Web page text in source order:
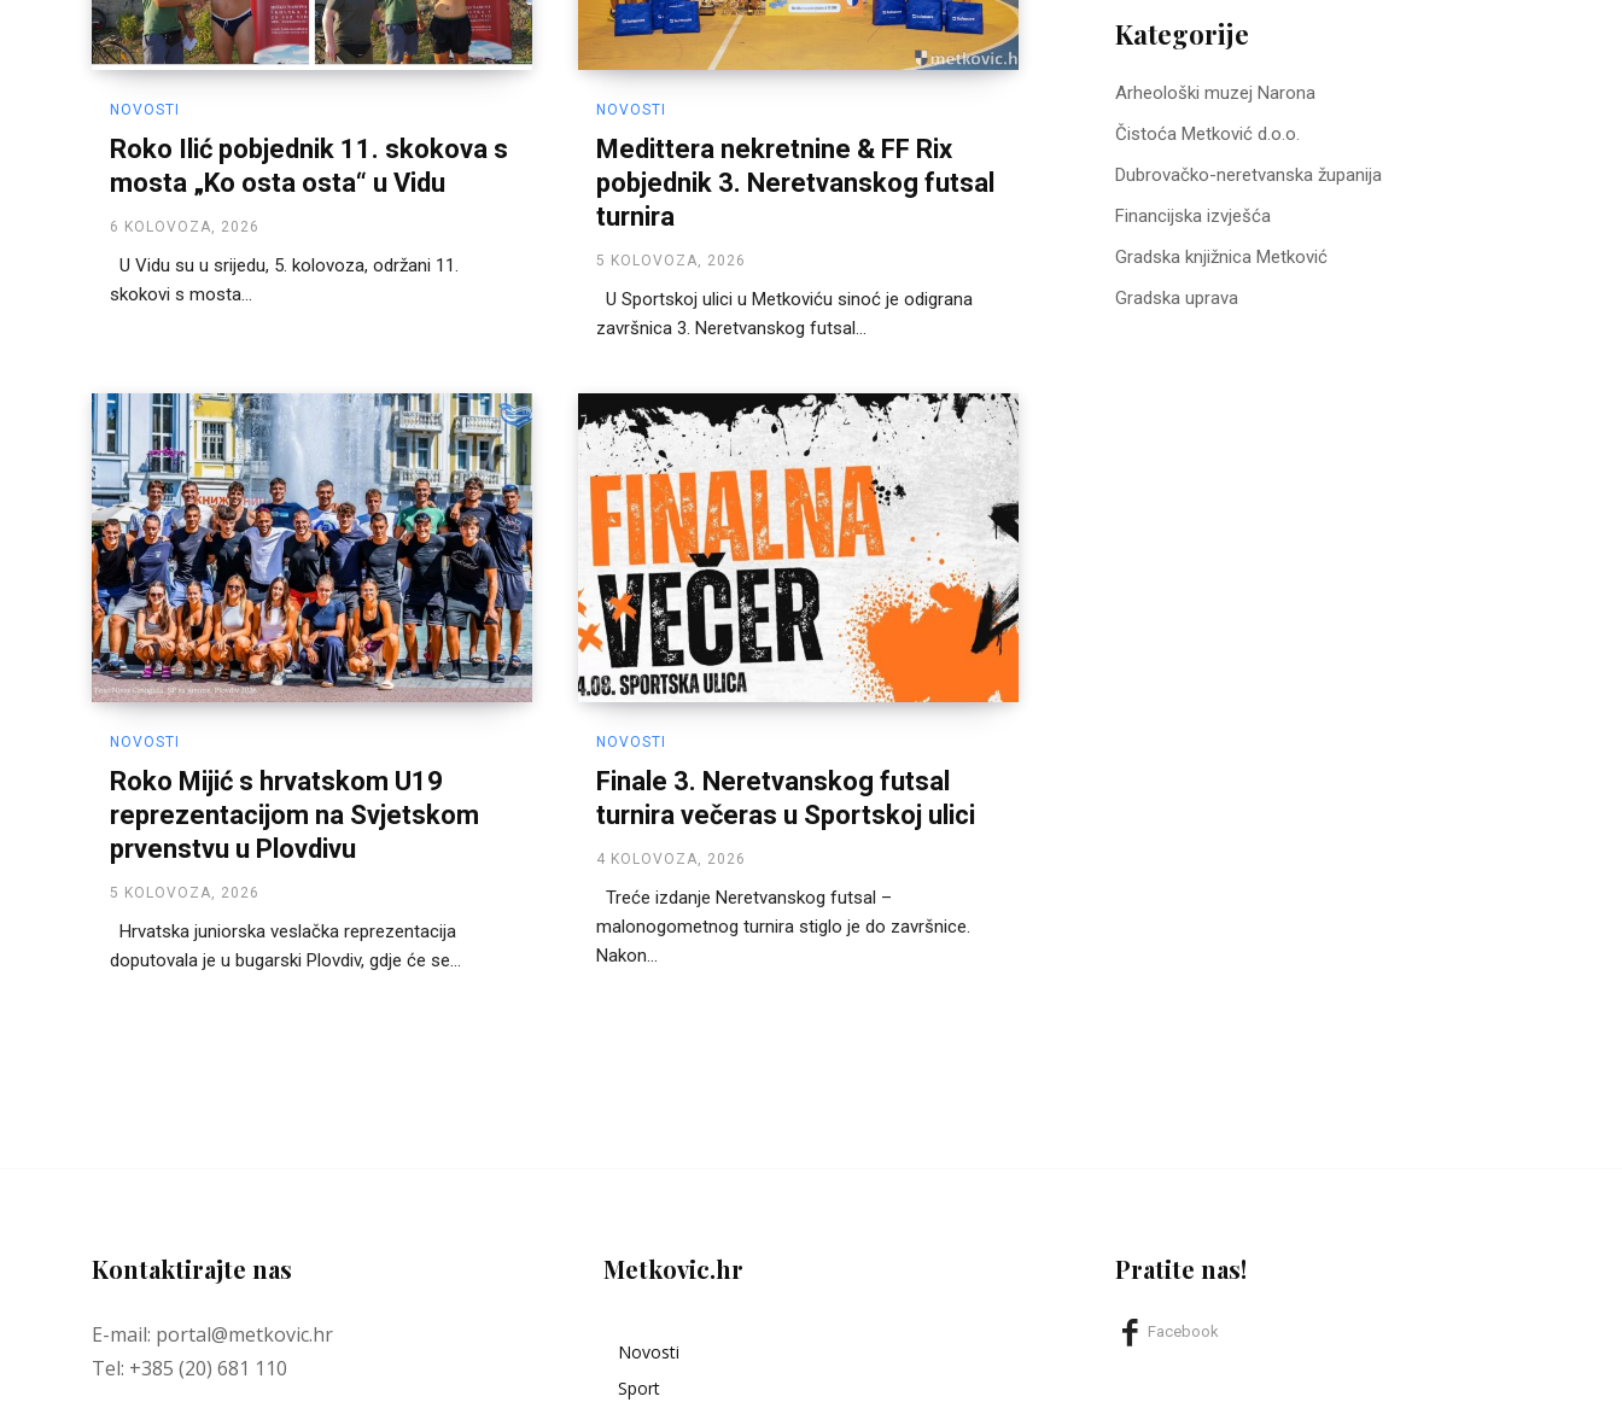
NOVOSTI
Roko Ilić pobjednik 11. skokova s
mosta „Ko osta osta“ u Vidu
6 KOLOVOZA, 2026
U Vidu su u srijedu, 5. kolovoza, održani 11.
skokovi s mosta...
NOVOSTI
Medittera nekretnine & FF Rix
pobjednik 3. Neretvanskog futsal
turnira
5 KOLOVOZA, 2026
U Sportskoj ulici u Metkoviću sinoć je odigrana
završnica 3. Neretvanskog futsal...
NOVOSTI
Roko Mijić s hrvatskom U19
reprezentacijom na Svjetskom
prvenstvu u Plovdivu
5 KOLOVOZA, 2026
Hrvatska juniorska veslačka reprezentacija
doputovala je u bugarski Plovdiv, gdje će se...
NOVOSTI
Finale 3. Neretvanskog futsal
turnira večeras u Sportskoj ulici
4 KOLOVOZA, 2026
malonogometnog turnira stiglo je do završnice.
Nakon...
Kategorije
Arheološki muzej Narona
Čistoća Metković d.o.o.
Dubrovačko-neretvanska županija
Financijska izvješća
Gradska knjižnica Metković
Gradska uprava
Kontaktirajte nas
E-mail: portal@metkovic.hr
Tel: +385 (20) 681 110
Metkovic.hr
Novosti
Sport
Pratite nas!
Facebook